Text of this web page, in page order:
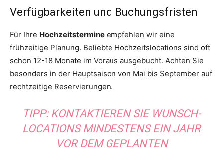
Verfügbarkeiten und Buchungsfristen
Für Ihre Hochzeitstermine empfehlen wir eine
frühzeitige Planung. Beliebte Hochzeitslocations sind oft
schon 12-18 Monate im Voraus ausgebucht. Achten Sie
besonders in der Hauptsaison von Mai bis September auf
rechtzeitige Reservierungen.
TIPP: KONTAKTIEREN SIE WUNSCH-
LOCATIONS MINDESTENS EIN JAHR
VOR DEM GEPLANTEN